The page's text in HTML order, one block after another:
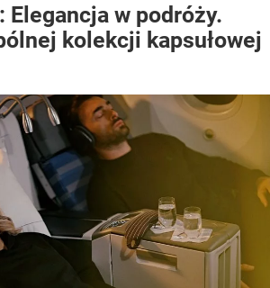
Elegancja w podróży.
kolekcji kapsułowej